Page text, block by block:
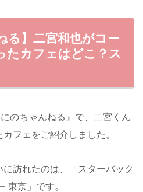
る】二宮和也がコー
たカフェはどこ？ス
のちゃんねる』で、二宮くん
フェをご紹介しました。
訪れたのは、「スターバック
東京」です。